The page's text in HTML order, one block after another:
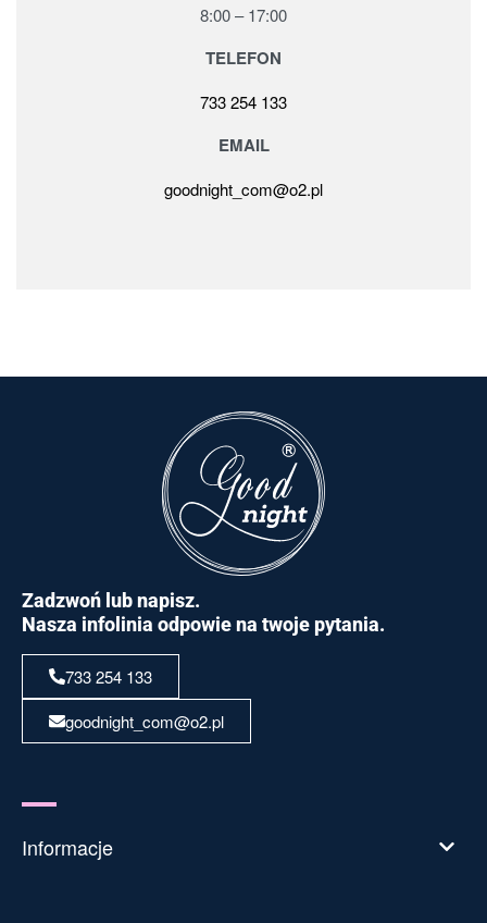
8:00 – 17:00
TELEFON
733 254 133
EMAIL
goodnight_com@o2.pl
Zadzwoń lub napisz.
Nasza infolinia odpowie na twoje pytania.
733 254 133
goodnight_com@o2.pl
Informacje